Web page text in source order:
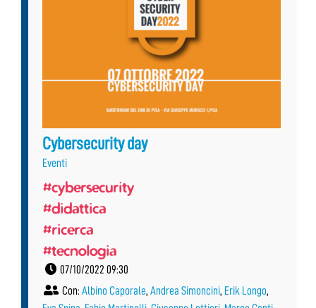
Cybersecurity day
Eventi
#cybersecurity
#didattica
#ricerca
#tecnologia
07/10/2022 09:30
Con: Albino Caporale, Andrea Simoncini, Erik Longo,